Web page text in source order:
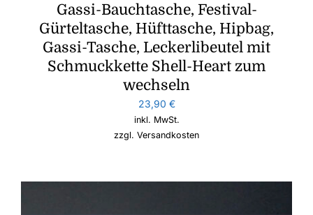
Gassi-Bauchtasche, Festival-
Gürteltasche, Hüfttasche, Hipbag,
Gassi-Tasche, Leckerlibeutel mit
Schmuckkette Shell-Heart zum
wechseln
23,90 €
inkl. MwSt.
zzgl. Versandkosten